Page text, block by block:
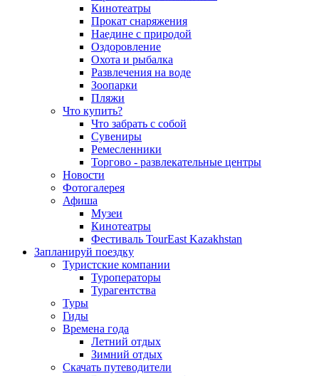
Кинотеатры
Прокат снаряжения
Наедине с природой
Оздоровление
Охота и рыбалка
Развлечения на воде
Зоопарки
Пляжи
Что купить?
Что забрать с собой
Сувениры
Ремесленники
Торгово - развлекательные центры
Новости
Фотогалерея
Афиша
Музеи
Кинотеатры
Фестиваль TourEast Kazakhstan
Запланируй поездку
Туристские компании
Туроператоры
Турагентства
Туры
Гиды
Времена года
Летний отдых
Зимний отдых
Скачать путеводители